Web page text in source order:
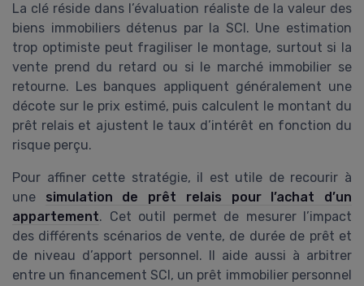
La clé réside dans l’évaluation réaliste de la valeur des
biens immobiliers détenus par la SCI. Une estimation
trop optimiste peut fragiliser le montage, surtout si la
vente prend du retard ou si le marché immobilier se
retourne. Les banques appliquent généralement une
décote sur le prix estimé, puis calculent le montant du
prêt relais et ajustent le taux d’intérêt en fonction du
risque perçu.
Pour affiner cette stratégie, il est utile de recourir à
une simulation de prêt relais pour l’achat d’un
appartement. Cet outil permet de mesurer l’impact
des différents scénarios de vente, de durée de prêt et
de niveau d’apport personnel. Il aide aussi à arbitrer
entre un financement SCI, un prêt immobilier personnel